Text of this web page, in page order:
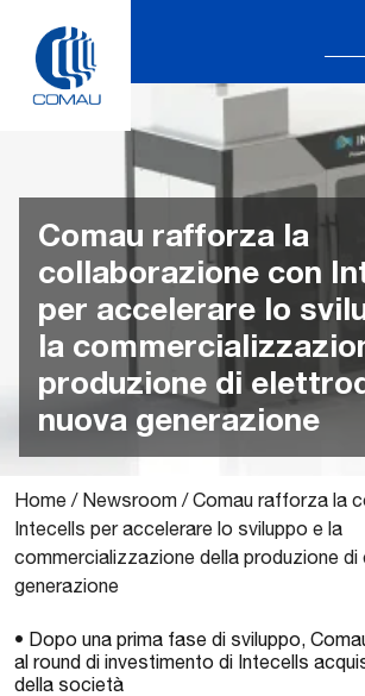
content
Comau rafforza la
collaborazione con
per accelerare lo
la
produzione di
nuova generazione
Home / Newsroom /Comau rafforza la
Intecells per accelerare lo sviluppo e la
commercializzazione della produzione di
generazione
• Dopo una prima fase di sviluppo,
al round di investimento di Intecells
della società